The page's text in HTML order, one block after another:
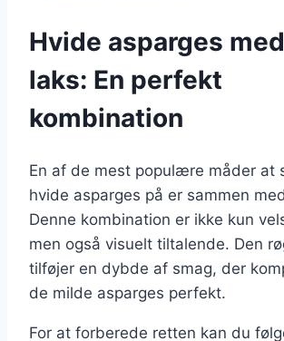
Hvide asparges
laks: En perfekt
kombination
En af de mest populære måder at
hvide asparges på er sammen
Denne kombination er ikke kun
men også visuelt tiltalende. Den
tilføjer en dybde af smag, der
de milde asparges perfekt.
For at forberede retten kan du